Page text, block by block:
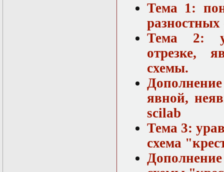
Тема 1:
разностных
Тема 2:
отрезке,
схемы.
явной,
scilab
Тема 3:
схема